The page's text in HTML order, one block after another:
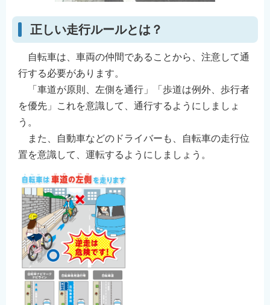
正しい走行ルールとは？
自転車は、車両の仲間であることから、注意して通
行する必要があります。
「車道が原則、左側を通行」「歩道は例外、歩行者
を優先」これを意識して、通行するようにしましょ
う。
また、自動車などのドライバーも、自転車の走行位
置を意識して、運転するようにしましょう。